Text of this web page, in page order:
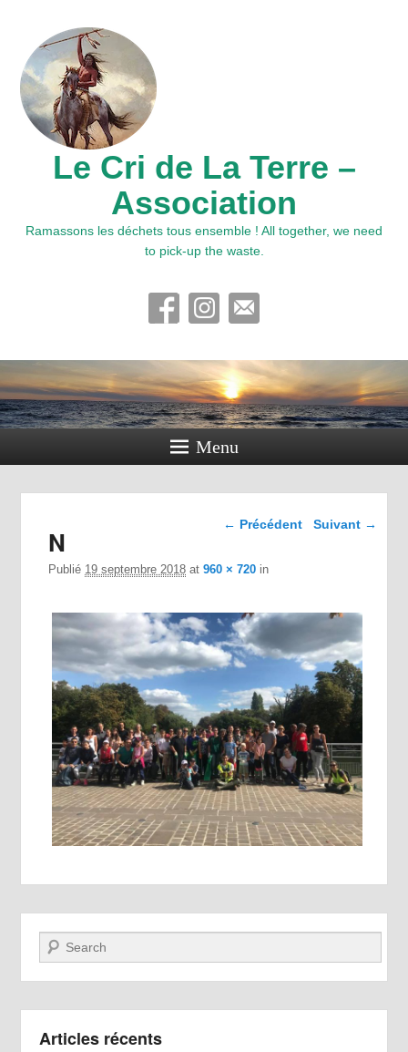
Le Cri de La Terre –
Association
Ramassons les déchets tous ensemble ! All together, we need
to pick-up the waste.
Menu
Navigation dans les
← Précédent Suivant →
N
Publié 19 septembre 2018 at960 × 720 in
Recherche
Articles récents